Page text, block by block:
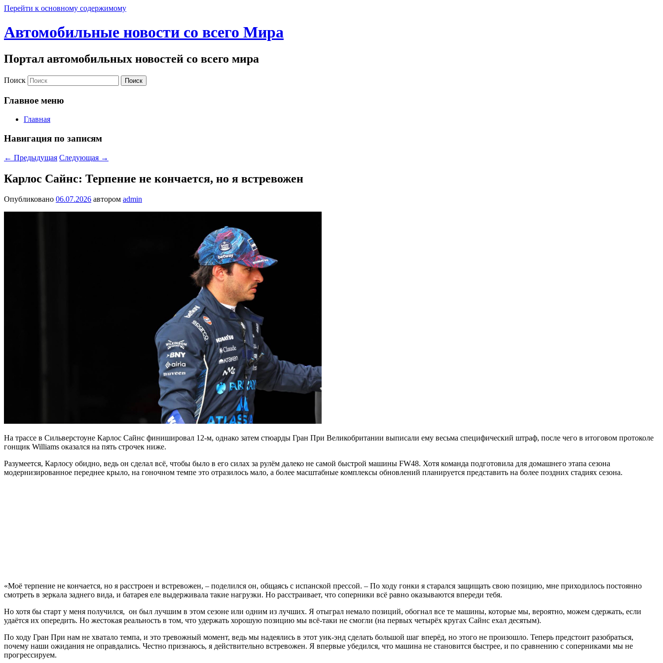
Перейти к основному содержимому
Автомобильные новости со всего Мира
Портал автомобильных новостей со всего мира
Поиск
Главное меню
Главная
Навигация по записям
← Предыдущая Следующая →
Карлос Сайнс: Терпение не кончается, но я встревожен
Опубликовано 06.07.2026 автором admin
На трассе в Сильверстоуне Карлос Сайнс финишировал 12-м, однако затем стюарды Гран При Великобритании выписали ему весьма специфический штраф, после чего в итоговом протоколе
гонщик Williams оказался на пять строчек ниже.
Разумеется, Карлосу обидно, ведь он сделал всё, чтобы было в его силах за рулём далеко не самой быстрой машины FW48. Хотя команда подготовила для домашнего этапа сезона
модернизированное переднее крыло, на гоночном темпе это отразилось мало, а более масштабные комплексы обновлений планируется представить на более поздних стадиях сезона.
«Моё терпение не кончается, но я расстроен и встревожен, – поделился он, общаясь с испанской прессой. – По ходу гонки я старался защищать свою позицию, мне приходилось постоянно
смотреть в зеркала заднего вида, и батарея еле выдерживала такие нагрузки. Но расстраивает, что соперники всё равно оказываются впереди тебя.
Но хотя бы старт у меня получился, он был лучшим в этом сезоне или одним из лучших. Я отыграл немало позиций, обогнал все те машины, которые мы, вероятно, можем сдержать, если
удаётся их опередить. Но жестокая реальность в том, что удержать хорошую позицию мы всё-таки не смогли (на первых четырёх кругах Сайнс ехал десятым).
По ходу Гран При нам не хватало темпа, и это тревожный момент, ведь мы надеялись в этот уик-энд сделать большой шаг вперёд, но этого не произошло. Теперь предстоит разобраться,
почему наши ожидания не оправдались. Честно признаюсь, я действительно встревожен. Я впервые убедился, что машина не становится быстрее, и по сравнению с соперниками мы не
прогрессируем.